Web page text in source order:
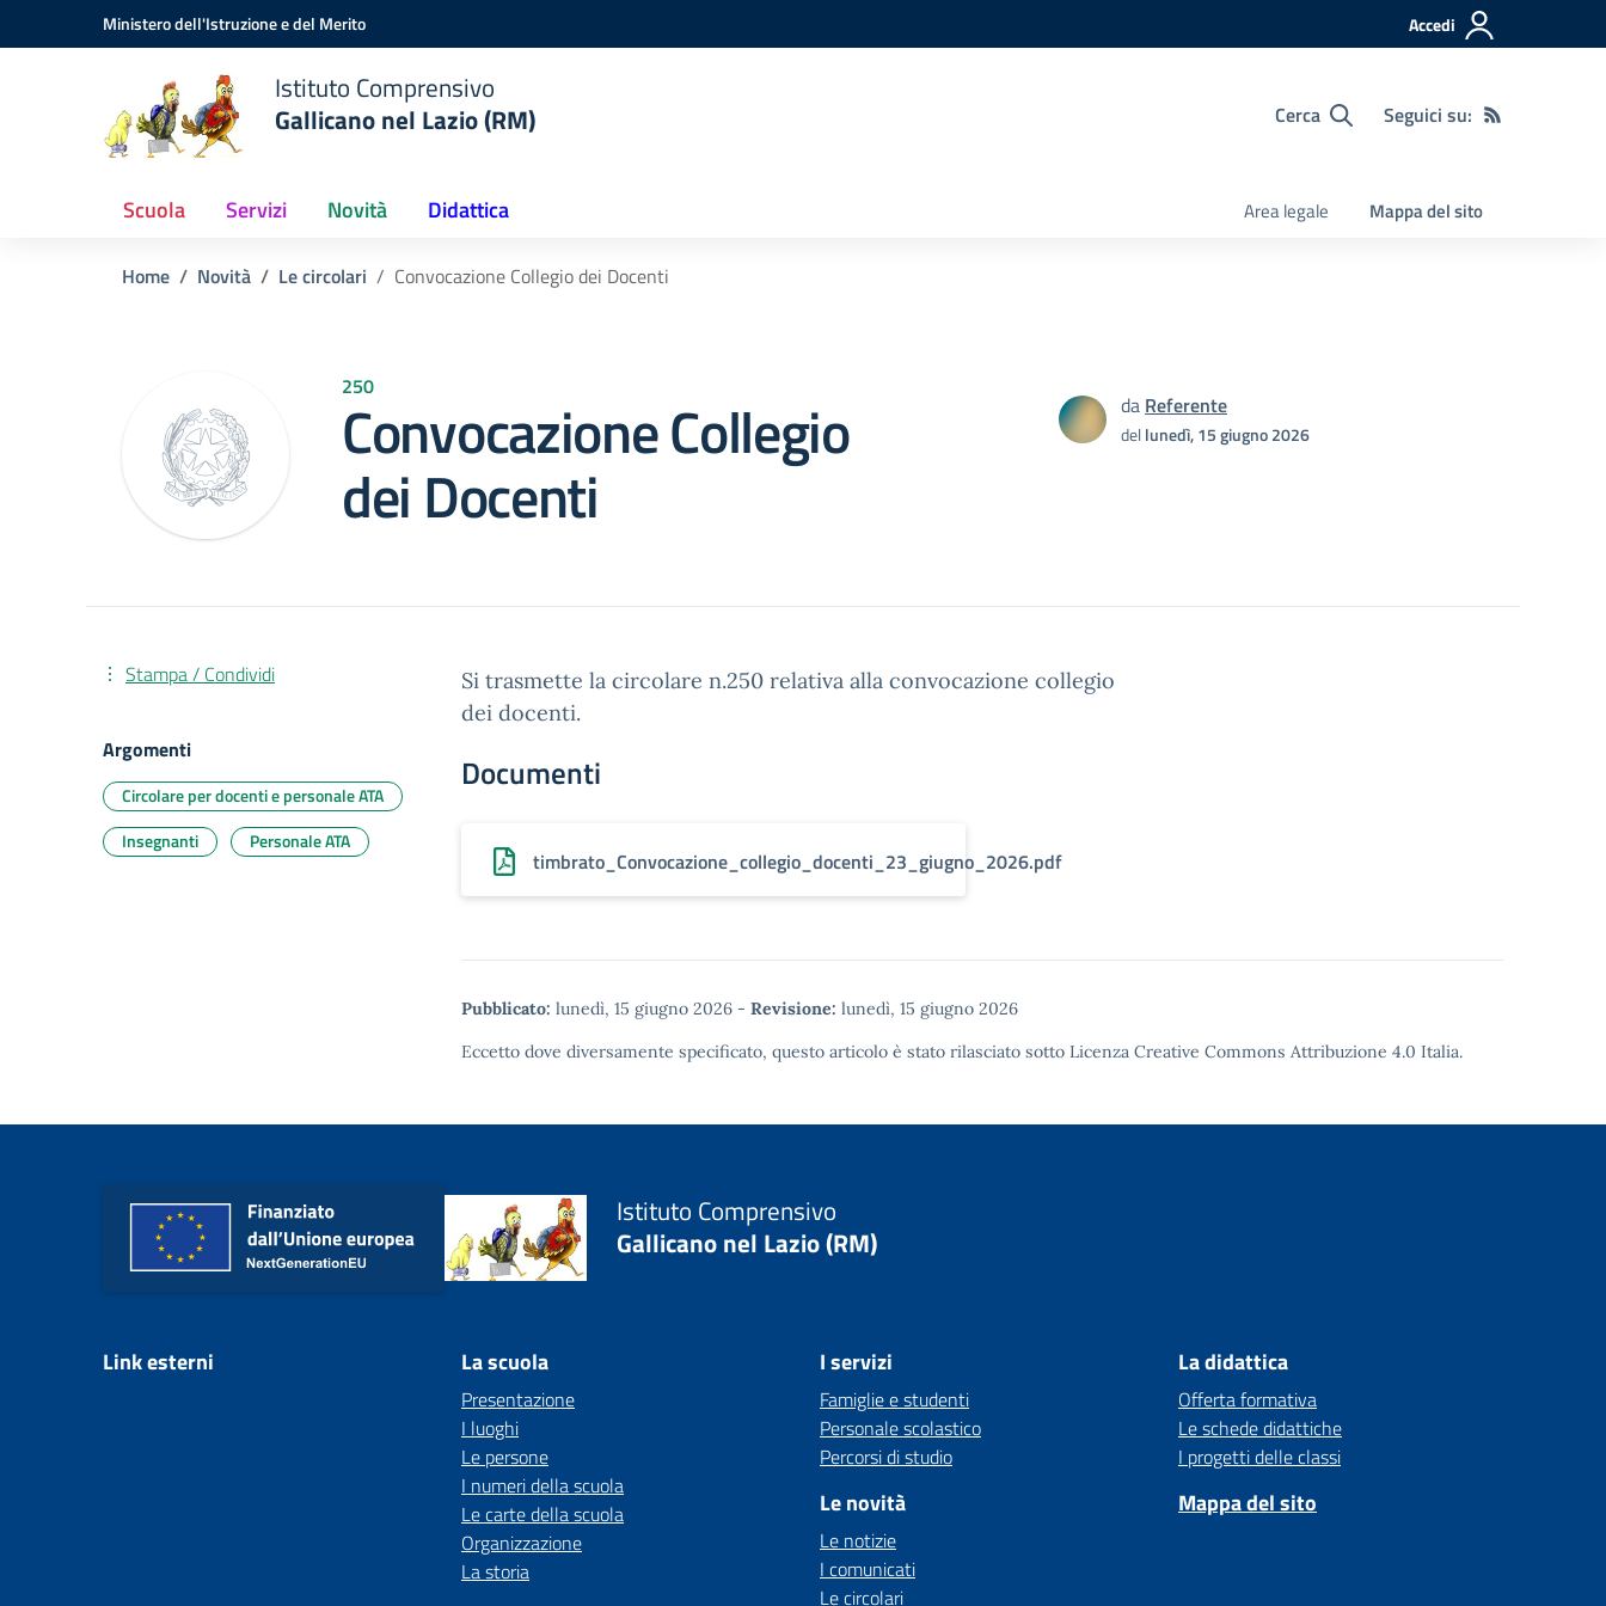
Vai ai contenuti
Vai al menu di navigazioneMinistero dell'Istruzione e del Merito Accedi
Istituto Comprensivo
Gallicano nel Lazio (RM)
Cerca Seguici su:
Scuola Servizi Novità Didattica Area legale Mappa del sito
Home Novità Le circolari Convocazione Collegio dei Docenti
250
Convocazione Collegio
dei Docenti
da Referente
dellunedì, 15 giugno 2026
Si trasmette la circolare n.250 relativa alla convocazione collegio
dei docenti.
Documenti
timbrato_Convocazione_collegio_docenti_23_giugno_2026.pdf
Pubblicato: lunedì, 15 giugno 2026 - Revisione: lunedì, 15 giugno 2026
Eccetto dove diversamente specificato, questo articolo è stato rilasciato sotto Licenza Creative Commons Attribuzione 4.0 Italia.
Stampa / Condividi
Argomenti
Circolare per docenti e personale ATA
Insegnanti
Personale ATA
Istituto Comprensivo
Gallicano nel Lazio (RM)
Link esterni La scuola
Presentazione
I luoghi
Le persone
I numeri della scuola
Le carte della scuola
Organizzazione
La storia
I servizi
Famiglie e studenti
Personale scolastico
Percorsi di studio
Le novità
Le notizie
I comunicati
Le circolari
La didattica
Offerta formativa
Le schede didattiche
I progetti delle classi
Mappa del sito